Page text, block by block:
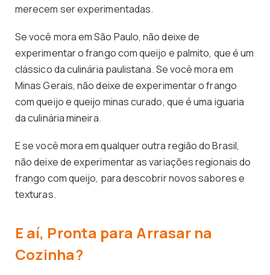
merecem ser experimentadas.
Se você mora em São Paulo, não deixe de
experimentar o frango com queijo e palmito, que é um
clássico da culinária paulistana. Se você mora em
Minas Gerais, não deixe de experimentar o frango
com queijo e queijo minas curado, que é uma iguaria
da culinária mineira.
E se você mora em qualquer outra região do Brasil,
não deixe de experimentar as variações regionais do
frango com queijo, para descobrir novos sabores e
texturas.
E aí, Pronta para Arrasar na
Cozinha?